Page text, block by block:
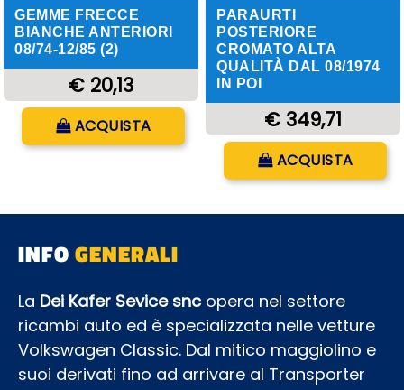
GEMME FRECCE
BIANCHE ANTERIORI
08/74-12/85 (2)
€ 20,13
ACQUISTA
PARAURTI
POSTERIORE
CROMATO ALTA
QUALITÀ DAL 08/1974
IN POI
€ 349,71
ACQUISTA
INFOGENERALI
La Dei Kafer Sevice snc opera nel settore
ricambi auto ed è specializzata nelle vetture
Volkswagen Classic. Dal mitico maggiolino e
suoi derivati fino ad arrivare al Transporter